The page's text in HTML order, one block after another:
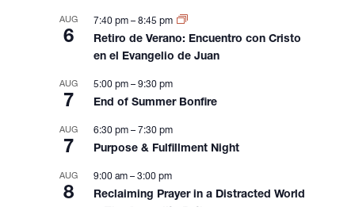
o
n
AUG
6
7:40 pm – 8:45 pm
Retiro de Verano: Encuentro con Cristo
en el Evangelio de Juan
AUG
7
5:00 pm – 9:30 pm
End of Summer Bonfire
AUG
7
6:30 pm – 7:30 pm
Purpose & Fulfillment Night
AUG
8
9:00 am – 3:00 pm
Reclaiming Prayer in a Distracted World